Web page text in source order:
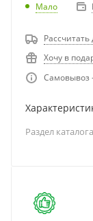
Мало
Рассчитать
Хочу в
Самовывоз
Раздел каталога